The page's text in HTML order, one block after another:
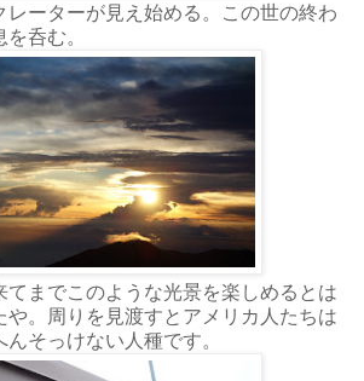
レーターが見え始める。この世の終わ
呑む。
てまでこのような光景を楽しめるとは
や。周りを見渡すとアメリカ人たちは
そっけない人種です。